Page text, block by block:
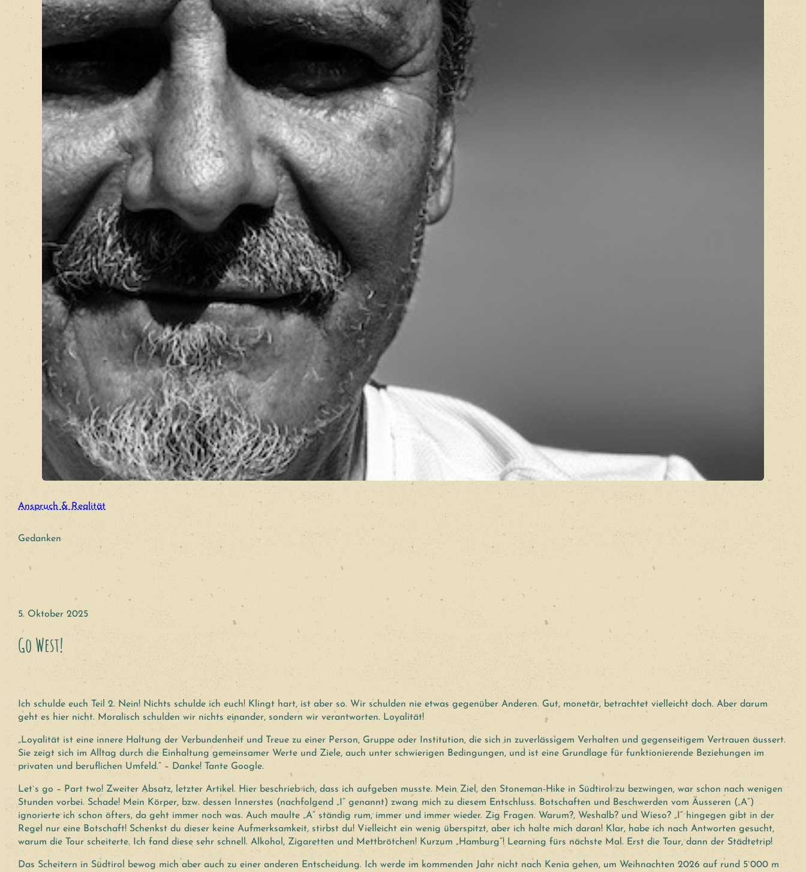
Anspruch & Realität
Gedanken
5. Oktober 2025
Go West!
Ich schulde euch Teil 2. Nein! Nichts schulde ich euch! Klingt hart, ist aber so. Wir schulden nie etwas gegenüber Anderen. Gut, monetär, betrachtet vielleicht doch. Aber darum
geht es hier nicht. Moralisch schulden wir nichts einander, sondern wir verantworten. Loyalität!
„Loyalität ist eine innere Haltung der Verbundenheit und Treue zu einer Person, Gruppe oder Institution, die sich in zuverlässigem Verhalten und gegenseitigem Vertrauen äussert.
Sie zeigt sich im Alltag durch die Einhaltung gemeinsamer Werte und Ziele, auch unter schwierigen Bedingungen, und ist eine Grundlage für funktionierende Beziehungen im
privaten und beruflichen Umfeld.“ – Danke! Tante Google.
Let`s go – Part two! Zweiter Absatz, letzter Artikel. Hier beschrieb ich, dass ich aufgeben musste. Mein Ziel, den Stoneman-Hike in Südtirol zu bezwingen, war schon nach wenigen
Stunden vorbei. Schade! Mein Körper, bzw. dessen Innerstes (nachfolgend „I“ genannt) zwang mich zu diesem Entschluss. Botschaften und Beschwerden vom Äusseren („A“)
ignorierte ich schon öfters, da geht immer noch was. Auch maulte „A“ ständig rum, immer und immer wieder. Zig Fragen. Warum?, Weshalb? und Wieso? „I“ hingegen gibt in der
Regel nur eine Botschaft! Schenkst du dieser keine Aufmerksamkeit, stirbst du! Vielleicht ein wenig überspitzt, aber ich halte mich daran! Klar, habe ich nach Antworten gesucht,
warum die Tour scheiterte. Ich fand diese sehr schnell. Alkohol, Zigaretten und Mettbrötchen! Kurzum „Hamburg“! Learning fürs nächste Mal. Erst die Tour, dann der Städtetrip!
Das Scheitern in Südtirol bewog mich aber auch zu einer anderen Entscheidung. Ich werde im kommenden Jahr nicht nach Kenia gehen, um Weihnachten 2026 auf rund 5`000 m